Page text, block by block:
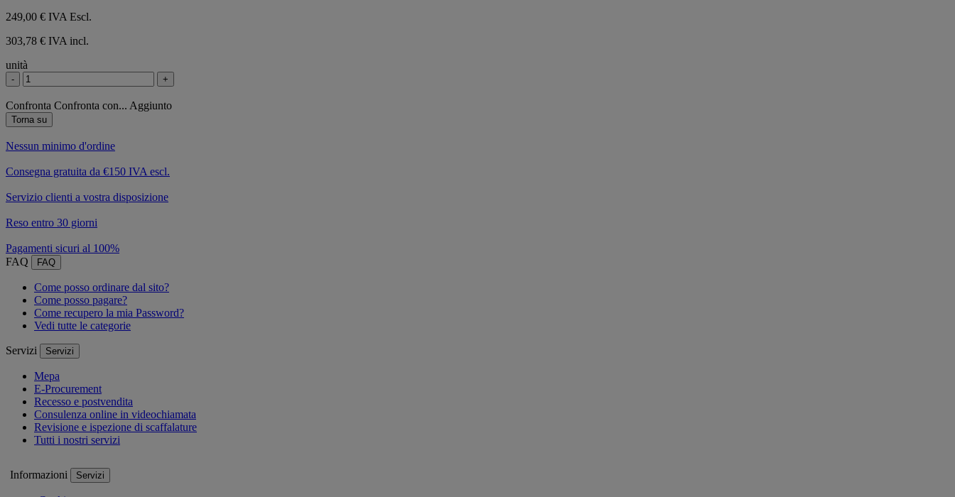
249,00 € IVA Escl.
303,78 € IVA incl.
unità
- +
Confronta Confronta con... Aggiunto
Torna su
Nessun minimo d'ordine
Consegna gratuita da €150 IVA escl.
Servizio clienti a vostra disposizione
Reso entro 30 giorni
Pagamenti sicuri al 100%
FAQ
FAQ
Come posso ordinare dal sito?
Come posso pagare?
Come recupero la mia Password?
Vedi tutte le categorie
Servizi Servizi
Mepa
E-Procurement
Recesso e postvendita
Consulenza online in videochiamata
Revisione e ispezione di scaffalature
Tutti i nostri servizi
Informazioni Servizi